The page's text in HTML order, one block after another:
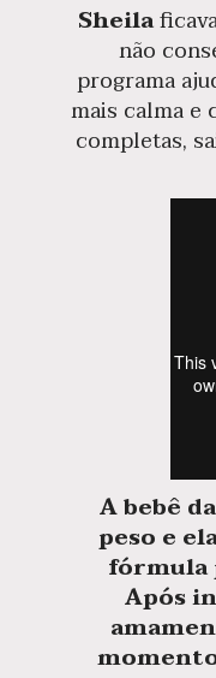
Sheila
não
programa
mais calma e
completas,
A bebê da
peso e
fórmula
Após